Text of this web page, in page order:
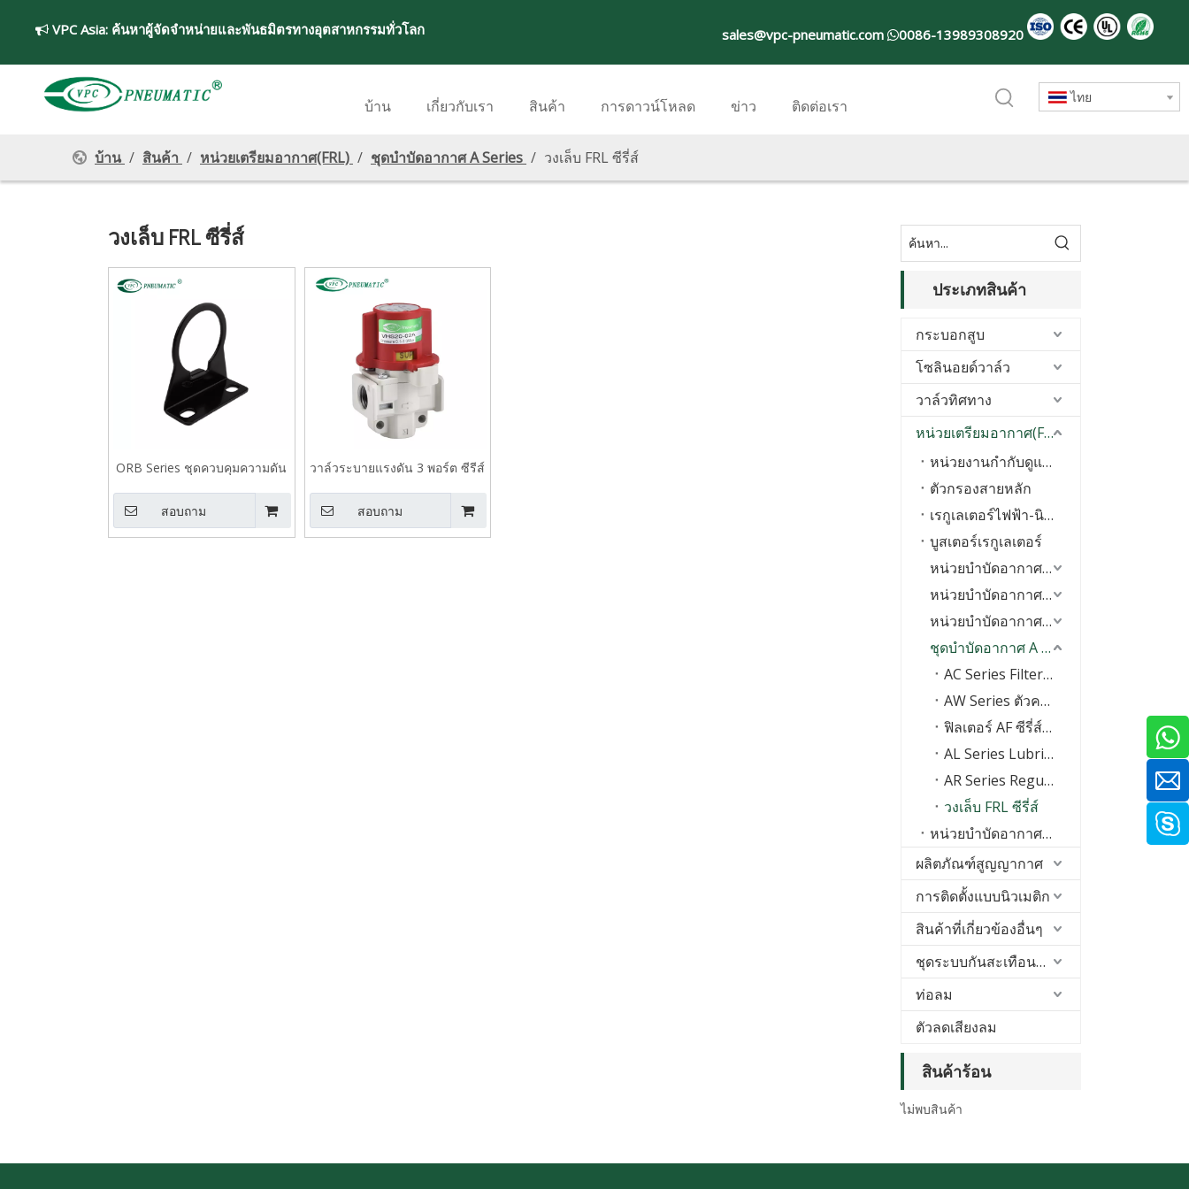
 VPC Asia: ค้นหาผู้จัดจำหน่ายและพันธมิตรทางอุตสาหกรรมทั่วโลก sales@vpc-pneumatic.com 0086-13989308920
บ้าน เกี่ยวกับเรา สินค้า การดาวน์โหลด ข่าว ติดต่อเรา ไทย
บ้าน / สินค้า / หน่วยเตรียมอากาศ(FRL) / ชุดบำบัดอากาศ A Series / วงเล็บ FRL ซีรี่ส์
วงเล็บ FRL ซีรี่ส์
ORB Series ชุดควบคุมความดัน
สอบถาม
วาล์วระบายแรงดัน 3 พอร์ต ซีรีส์
สอบถาม
ประเภทสินค้า
กระบอกสูบ
โซลินอยด์วาล์ว
วาล์วทิศทาง
หน่วยเตรียมอากาศ(FRL)
หน่วยงานกำกับดูแลที่มีความแม่นยำ
ตัวกรองสายหลัก
เรกูเลเตอร์ไฟฟ้า-นิวเมติกส์
บูสเตอร์เรกูเลเตอร์
หน่วยบำบัดอากาศอื่น ๆ
หน่วยบำบัดอากาศ V Series
หน่วยบำบัดอากาศ O Series
ชุดบำบัดอากาศ A Series
AC Series Filter Regulator Lubricator
AW Series ตัวควบคุมตัวกรอง
ฟิลเตอร์ AF ซีรี่ส์ &nbsp;
AL Series Lubricator
AR Series Regulator
วงเล็บ FRL ซีรี่ส์
หน่วยบำบัดอากาศ A/B ซีรี่ส์
ผลิตภัณฑ์สูญญากาศ
การติดตั้งแบบนิวเมติก
สินค้าที่เกี่ยวข้องอื่นๆ
ชุดระบบกันสะเทือนของอากาศ
ท่อลม
ตัวลดเสียงลม
สินค้าร้อน
ไม่พบสินค้า